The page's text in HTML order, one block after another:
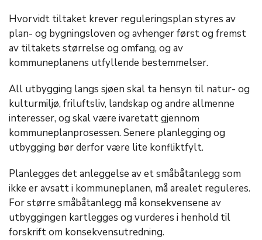
Hvorvidt tiltaket krever reguleringsplan styres av
plan- og bygningsloven og avhenger først og fremst
av tiltakets størrelse og omfang, og av
kommuneplanens utfyllende bestemmelser.
All utbygging langs sjøen skal ta hensyn til natur- og
kulturmiljø, friluftsliv, landskap og andre allmenne
interesser, og skal være ivaretatt gjennom
kommuneplanprosessen. Senere planlegging og
utbygging bør derfor være lite konfliktfylt.
Planlegges det anleggelse av et småbåtanlegg som
ikke er avsatt i kommuneplanen, må arealet reguleres.
For større småbåtanlegg må konsekvensene av
utbyggingen kartlegges og vurderes i henhold til
forskrift om konsekvensutredning.